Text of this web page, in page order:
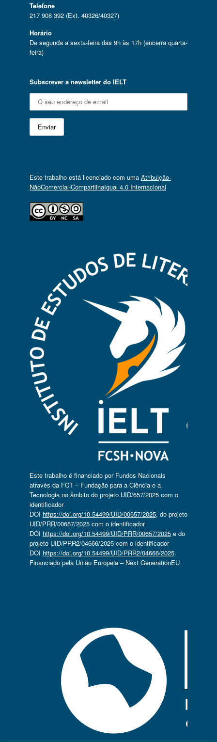
Telefone
217 908 392 (Ext. 40326/40327)
Horário
De segunda a sexta-feira das 9h às 17h (encerra quarta-
feira)
Subscrever a newsletter do IELT
Este trabalho está licenciado com uma Atribuição-
NãoComercial-CompartilhaIgual 4.0 Internacional
Este trabalho é financiado por Fundos Nacionais
através da FCT – Fundação para a Ciência e a
Tecnologia no âmbito do projeto UID/657/2025 com o
identificador
DOI https://doi.org/10.54499/UID/00657/2025, do projeto
UID/PRR/00657/2025 com o identificador
DOI https://doi.org/10.54499/UID/PRR/00657/2025e do
projeto UID/PRR2/04666/2025 com o identificador
DOI https://doi.org/10.54499/UID/PRR2/04666/2025.
Financiado pela União Europeia – Next GenerationEU